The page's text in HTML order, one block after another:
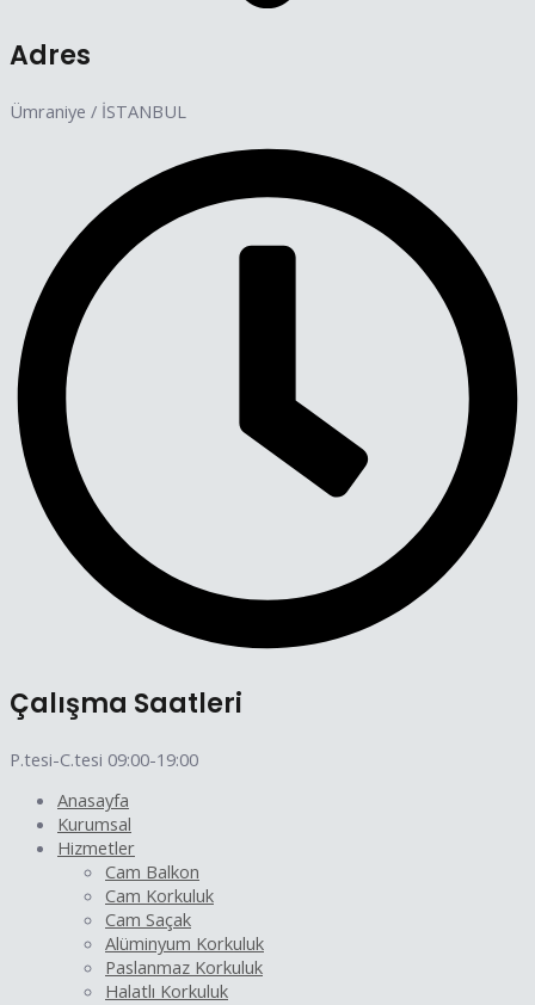
Adres
Ümraniye / İSTANBUL
Çalışma Saatleri
P.tesi-C.tesi 09:00-19:00
Anasayfa
Kurumsal
Hizmetler
Cam Balkon
Cam Korkuluk
Cam Saçak
Alüminyum Korkuluk
Paslanmaz Korkuluk
Halatlı Korkuluk